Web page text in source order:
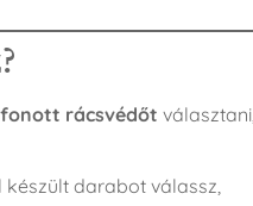
fonott rácsvédőt választani,
darabot válassz,